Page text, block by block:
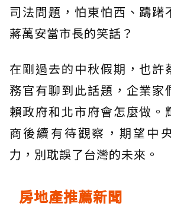
司法問題，怕東怕西、躊躇
蔣萬安當市長的笑話？
在剛過去的中秋假期，也許
務官有聊到此話題，企業家
賴政府和北市府會怎麼做。
商後續有待觀察，期望中
力，別耽誤了台灣的未來。
房地產推薦新聞